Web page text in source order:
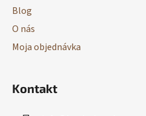
Blog
O nás
Moja objednávka
Kontakt